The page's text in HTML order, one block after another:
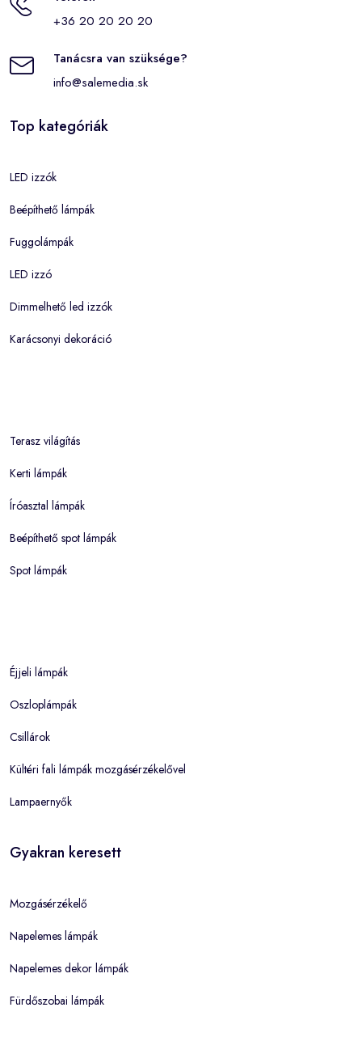
+36 20 20 20 20
Tanácsra van szüksége?
info@salemedia.sk
Top kategóriák
LED izzók
Beépíthető lámpák
Fuggolámpák
LED izzó
Dimmelhető led izzók
Karácsonyi dekoráció
Terasz világítás
Kerti lámpák
Íróasztal lámpák
Beépíthető spot lámpák
Spot lámpák
Éjjeli lámpák
Oszloplámpák
Csillárok
Kültéri fali lámpák mozgásérzékelővel
Lampaernyők
Gyakran keresett
Mozgásérzékelő
Napelemes lámpák
Napelemes dekor lámpák
Fürdőszobai lámpák